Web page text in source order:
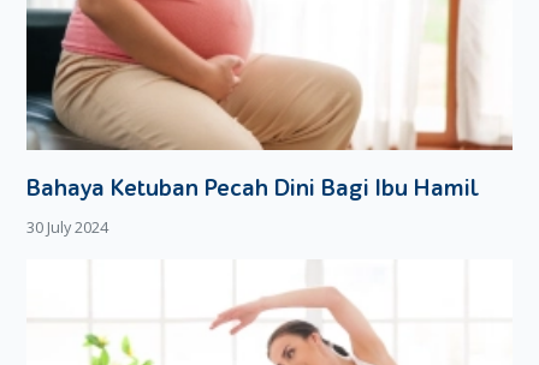
Bahaya Ketuban Pecah Dini Bagi Ibu Hamil
30 July 2024